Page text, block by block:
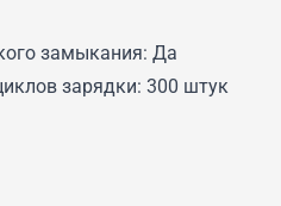
замыкания: Да
зарядки: 300 штук